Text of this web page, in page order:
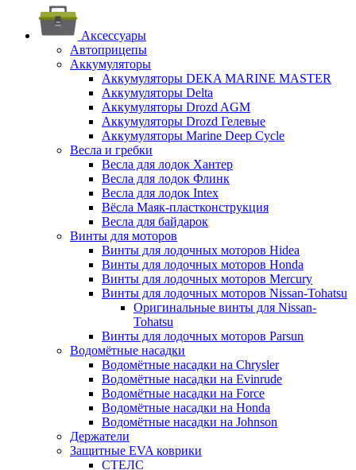
Аксессуары
Автоприцепы
Аккумуляторы
Аккумуляторы DEKA MARINE MASTER
Аккумуляторы Delta
Аккумуляторы Drozd AGM
Аккумуляторы Drozd Гелевые
Аккумуляторы Marine Deep Cycle
Весла и гребки
Весла для лодок Хантер
Весла для лодок Флинк
Весла для лодок Intex
Вёсла Маяк-пластконструкция
Весла для байдарок
Винты для моторов
Винты для лодочных моторов Hidea
Винты для лодочных моторов Honda
Винты для лодочных моторов Mercury
Винты для лодочных моторов Nissan-Tohatsu
Оригинальные винты для Nissan-
Tohatsu
Винты для лодочных моторов Parsun
Водомётные насадки
Водомётные насадки на Chrysler
Водомётные насадки на Evinrude
Водомётные насадки на Force
Водомётные насадки на Honda
Водомётные насадки на Johnson
Держатели
Защитные EVA коврики
СТЕЛС